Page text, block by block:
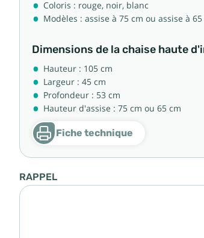
Coloris : rouge, noir, blanc
Modèles : assise à 75 cm ou assise à 65
Dimensions de la chaise haute
Hauteur : 105 cm
Largeur : 45 cm
Profondeur : 53 cm
Hauteur d'assise : 75 cm ou 65 cm
Fiche technique
RAPPEL